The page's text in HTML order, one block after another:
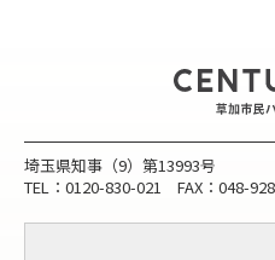
埼玉県知事（9）第13993号
TEL：0120-830-021 FAX：048-